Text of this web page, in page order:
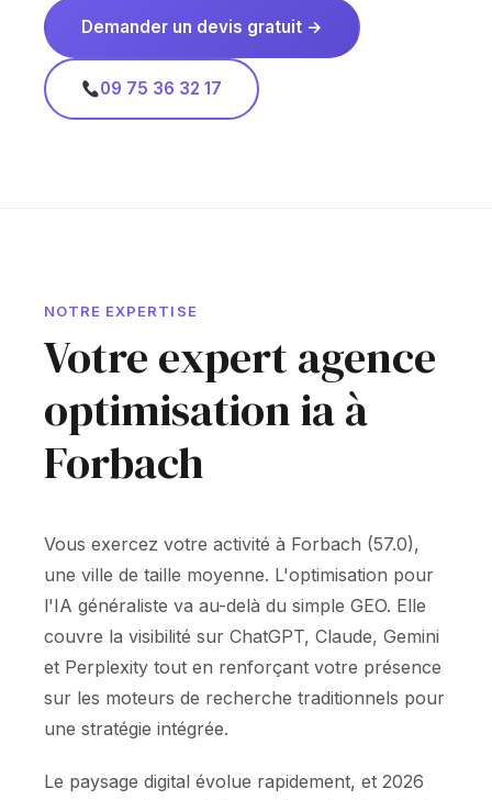
Demander un devis gratuit →
09 75 36 32 17
NOTRE EXPERTISE
Votre expert agence
optimisation ia à
Forbach
Vous exercez votre activité à Forbach (57.0),
une ville de taille moyenne. L'optimisation pour
l'IA généraliste va au-delà du simple GEO. Elle
couvre la visibilité sur ChatGPT, Claude, Gemini
et Perplexity tout en renforçant votre présence
sur les moteurs de recherche traditionnels pour
une stratégie intégrée.
Le paysage digital évolue rapidement, et 2026